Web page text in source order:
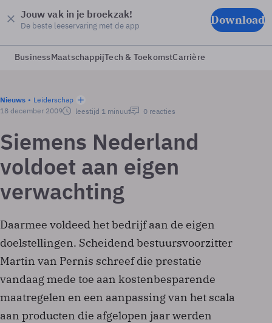
Jouw vak in je broekzak!
De beste leeservaring met de app Download
BusinessMaatschappijTech & ToekomstCarrière
Nieuws
Leiderschap
18 december 2009
leestijd 1 minuut 0 reacties
Siemens Nederland
voldoet aan eigen
verwachting
Daarmee voldeed het bedrijf aan de eigen
doelstellingen. Scheidend bestuursvoorzitter
Martin van Pernis schreef die prestatie
vandaag mede toe aan kostenbesparende
maatregelen en een aanpassing van het scala
aan producten die afgelopen jaar werden